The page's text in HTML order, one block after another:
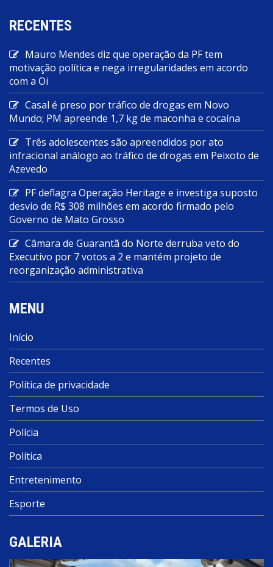
RECENTES
Mauro Mendes diz que operação da PF tem
motivação política e nega irregularidades em acordo
com a Oi
Casal é preso por tráfico de drogas em Novo
Mundo; PM apreende 1,7 kg de maconha e cocaína
Três adolescentes são apreendidos por ato
infracional análogo ao tráfico de drogas em Peixoto de
Azevedo
PF deflagra Operação Heritage e investiga suposto
desvio de R$ 308 milhões em acordo firmado pelo
Governo de Mato Grosso
Câmara de Guarantã do Norte derruba veto do
Executivo por 7 votos a 2 e mantém projeto de
reorganização administrativa
MENU
Início
Recentes
Política de privacidade
Termos de Uso
Polícia
Política
Entretenimento
Esporte
GALERIA